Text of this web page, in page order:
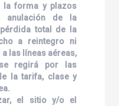
la forma y plazos
anulación de la
total de la
a reintegro ni
las líneas aéreas,
regirá por las
la tarifa, clase y
el sitio y/o el